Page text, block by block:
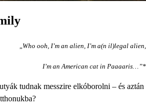
„Who ooh, I’m an alien, I’m a(n il)legal alien,
I’m an American cat in Paaaaris…”*
tudnak messzire elkóborolni – és aztán